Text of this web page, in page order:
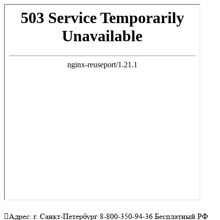
Адрес: г. Санкт-Петербург 8-800-350-94-36 Бесплатный РФ